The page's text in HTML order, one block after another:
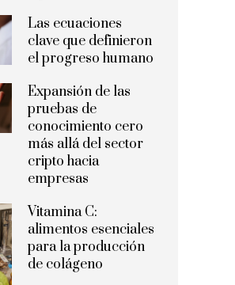
Las ecuaciones
clave que definieron
el progreso humano
Expansión de las
pruebas de
conocimiento cero
más allá del sector
cripto hacia
empresas
Vitamina C:
alimentos esenciales
para la producción
de colágeno